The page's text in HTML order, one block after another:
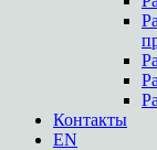
Контакты
EN